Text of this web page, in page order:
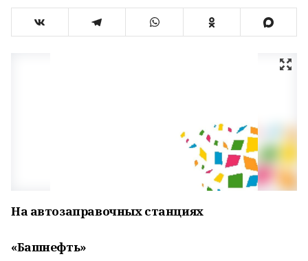
На автозаправочных станциях
«Башнефть»